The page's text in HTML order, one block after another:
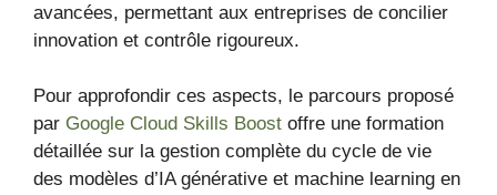
avancées, permettant aux entreprises de concilier
innovation et contrôle rigoureux.
Pour approfondir ces aspects, le parcours proposé
par Google Cloud Skills Boost offre une formation
détaillée sur la gestion complète du cycle de vie
des modèles d’IA générative et machine learning en